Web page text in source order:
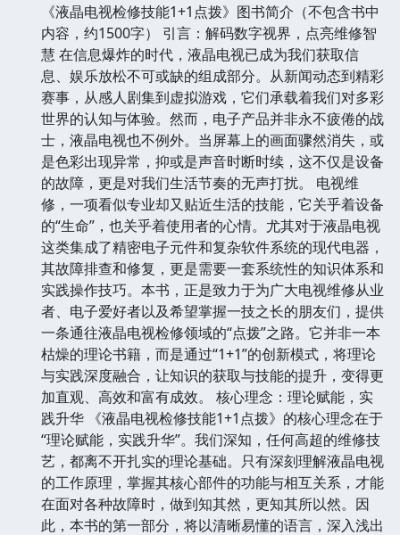
《液晶电视检修技能1+1点拨》图书简介（不包含书中
内容，约1500字） 引言：解码数字视界，点亮维修智
慧 在信息爆炸的时代，液晶电视已成为我们获取信
息、娱乐放松不可或缺的组成部分。从新闻动态到精彩
赛事，从感人剧集到虚拟游戏，它们承载着我们对多彩
世界的认知与体验。然而，电子产品并非永不疲倦的战
士，液晶电视也不例外。当屏幕上的画面骤然消失，或
是色彩出现异常，抑或是声音时断时续，这不仅是设备
的故障，更是对我们生活节奏的无声打扰。 电视维
修，一项看似专业却又贴近生活的技能，它关乎着设备
的“生命”，也关乎着使用者的心情。尤其对于液晶电视
这类集成了精密电子元件和复杂软件系统的现代电器，
其故障排查和修复，更是需要一套系统性的知识体系和
实践操作技巧。本书，正是致力于为广大电视维修从业
者、电子爱好者以及希望掌握一技之长的朋友们，提供
一条通往液晶电视检修领域的“点拨”之路。它并非一本
枯燥的理论书籍，而是通过“1+1”的创新模式，将理论
与实践深度融合，让知识的获取与技能的提升，变得更
加直观、高效和富有成效。 核心理念：理论赋能，实
践升华 《液晶电视检修技能1+1点拨》的核心理念在于
“理论赋能，实践升华”。我们深知，任何高超的维修技
艺，都离不开扎实的理论基础。只有深刻理解液晶电视
的工作原理，掌握其核心部件的功能与相互关系，才能
在面对各种故障时，做到知其然，更知其所以然。因
此，本书的第一部分，将以清晰易懂的语言，深入浅出